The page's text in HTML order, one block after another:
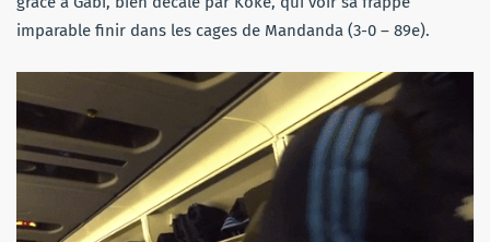
imparable finir dans les cages de Mandanda (3-0 – 89e).